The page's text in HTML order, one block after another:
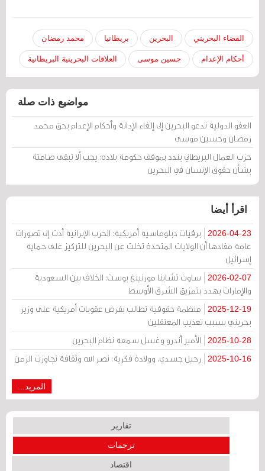
القضاء البحريني البحرين بريطانيا محمد رمضان
أحكام الإعدام حسين موسى العلاقات البحرينية البريطانية
مواضيع ذات صلة
العفو الدولية تدعو البحرين إلى إلغاء الإدانة وأحكام الإعدام بحق محمد
رمضان وحسين موسى
حزب العمال البريطاني يندد بموقف حكومة بلاده: يجب ألا تبقى صامتة
بشأن حقوق الإنسان في البحرين
اقرأ أيضا
2026-04-23
برقيات دبلوماسية أمريكية: الحرب الإيرانية أدت إلى تصورات
عامة مفادها أن الولايات المتحدة تخلت عن البحرين للتركيز على حماية
إسرائيل
2026-02-07
ساوث تشاينا مورنينغ بوست: الخلاف بين السعودية
والإمارات يهدد بتمزيق الشرق الأوسط
2025-12-19
منظمة حقوقية تطالب بفرض عقوبات أمريكية على وزير
بحريني بسبب تعذيب المعتقلين
2025-10-28 الأمير أندرو وغسل سمعة نظام البحرين
2025-10-16 رحيل جسدي، وولادة فكرية: نصر الله وثقافة تجاوزت الزمن
المزيد...
تقارير
ترجمات
اقتصاد